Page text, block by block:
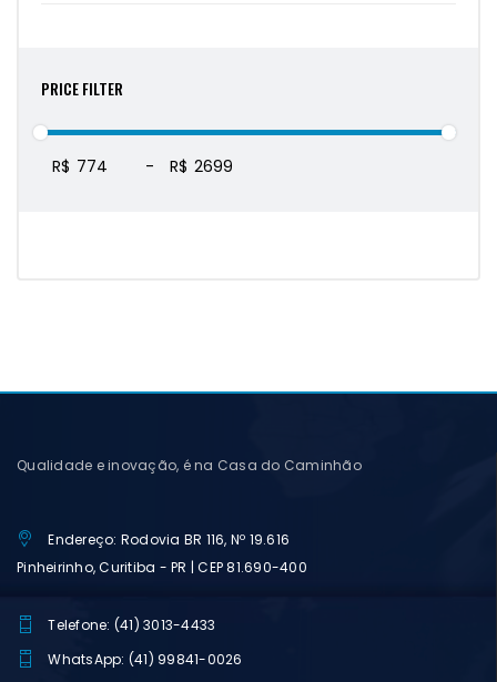
PRICE FILTER
R$ - R$
Qualidade e inovação, é na Casa do Caminhão
Endereço: Rodovia BR 116, Nº 19.616
Pinheirinho, Curitiba - PR | CEP 81.690-400
Telefone: (41) 3013-4433
WhatsApp: (41) 99841-0026